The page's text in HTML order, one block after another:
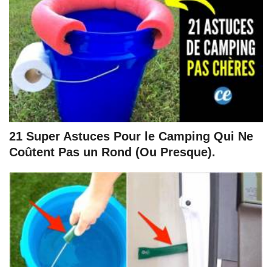
21 Super Astuces Pour le Camping Qui Ne
Coûtent Pas un Rond (Ou Presque).